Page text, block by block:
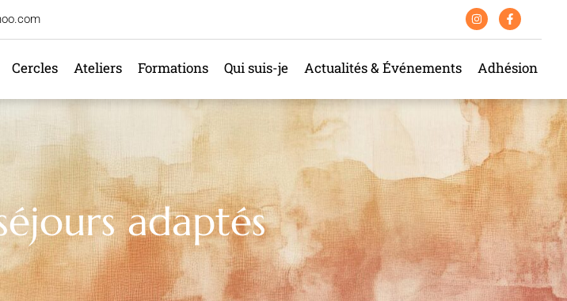
Cercles Ateliers Formations Qui suis-je Actualités & Événements Adhésion
adaptés